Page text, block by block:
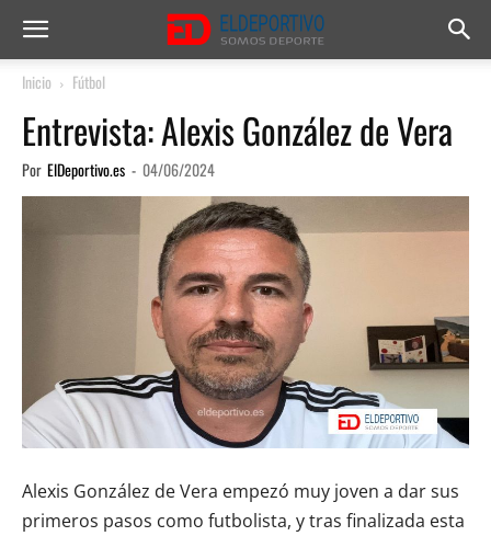
Inicio Fútbol
Entrevista: Alexis González de Vera
Por ElDeportivo.es - 04/06/2024
Alexis González de Vera empezó muy joven a dar sus
primeros pasos como futbolista, y tras finalizada esta